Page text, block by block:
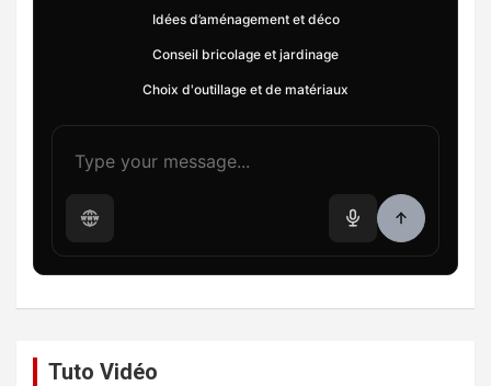
Idées d’aménagement et déco
Conseil bricolage et jardinage
Choix d'outillage et de matériaux
Tuto Vidéo